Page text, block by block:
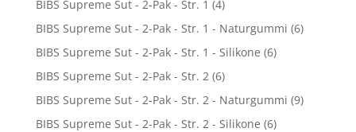
BIBS Supreme Sut - 2-Pak - Str. 1 (4)
BIBS Supreme Sut - 2-Pak - Str. 1 - Naturgummi (6)
BIBS Supreme Sut - 2-Pak - Str. 1 - Silikone (6)
BIBS Supreme Sut - 2-Pak - Str. 2 (6)
BIBS Supreme Sut - 2-Pak - Str. 2 - Naturgummi (9)
BIBS Supreme Sut - 2-Pak - Str. 2 - Silikone (6)